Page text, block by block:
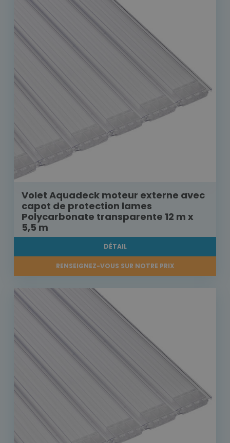
Volet Aquadeck moteur externe avec
capot de protection lames
Polycarbonate transparente 12 m x
5,5 m
DÉTAIL
RENSEIGNEZ-VOUS SUR NOTRE PRIX